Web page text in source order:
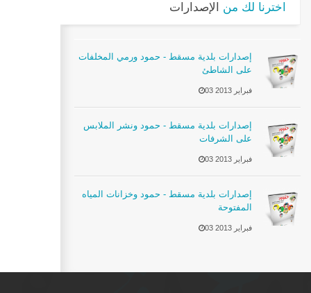
اخترنا لك من الإصدارات
إصدارات بلدية مسقط - حمود ورمي المخلفات
على الشاطئ
03 فبراير 2013
إصدارات بلدية مسقط - حمود ونشر الملابس
على الشرفات
03 فبراير 2013
إصدارات بلدية مسقط - حمود وخزانات المياه
المفتوحة
03 فبراير 2013